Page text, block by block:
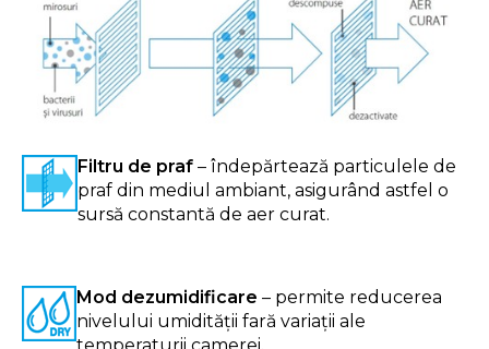
Filtru de praf – îndepărtează particulele de
praf din mediul ambiant, asigurând astfel o
sursă constantă de aer curat.
Mod dezumidificare – permite reducerea
nivelului umidității fară variații ale